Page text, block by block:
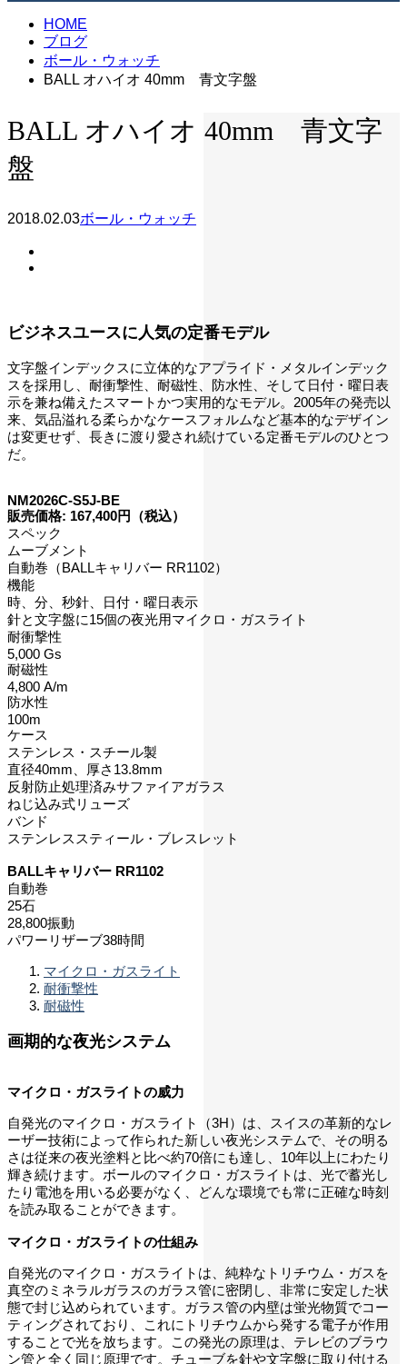
HOME
ブログ
ボール・ウォッチ
BALL オハイオ 40mm 青文字盤
BALL オハイオ 40mm 青文字
盤
2018.02.03ボール・ウォッチ
ビジネスユースに人気の定番モデル
文字盤インデックスに立体的なアプライド・メタルインデック
スを採用し、耐衝撃性、耐磁性、防水性、そして日付・曜日表
示を兼ね備えたスマートかつ実用的なモデル。2005年の発売以
来、気品溢れる柔らかなケースフォルムなど基本的なデザイン
は変更せず、長きに渡り愛され続けている定番モデルのひとつ
だ。
NM2026C-S5J-BE
販売価格: 167,400円（税込）
スペック
ムーブメント
自動巻（BALLキャリバー RR1102）
機能
時、分、秒針、日付・曜日表示
針と文字盤に15個の夜光用マイクロ・ガスライト
耐衝撃性
5,000 Gs
耐磁性
4,800 A/m
防水性
100m
ケース
ステンレス・スチール製
直径40mm、厚さ13.8mm
反射防止処理済みサファイアガラス
ねじ込み式リューズ
バンド
ステンレススティール・ブレスレット
BALLキャリバー RR1102
自動巻
25石
28,800振動
パワーリザーブ38時間
マイクロ・ガスライト
耐衝撃性
耐磁性
画期的な夜光システム
マイクロ・ガスライトの威力
自発光のマイクロ・ガスライト（3H）は、スイスの革新的なレ
ーザー技術によって作られた新しい夜光システムで、その明る
さは従来の夜光塗料と比べ約70倍にも達し、10年以上にわたり
輝き続けます。ボールのマイクロ・ガスライトは、光で蓄光し
たり電池を用いる必要がなく、どんな環境でも常に正確な時刻
を読み取ることができます。
マイクロ・ガスライトの仕組み
自発光のマイクロ・ガスライトは、純粋なトリチウム・ガスを
真空のミネラルガラスのガラス管に密閉し、非常に安定した状
態で封じ込められています。ガラス管の内壁は蛍光物質でコー
ティングされており、これにトリチウムから発する電子が作用
することで光を放ちます。この発光の原理は、テレビのブラウ
ン管と全く同じ原理です。チューブを針や文字盤に取り付ける